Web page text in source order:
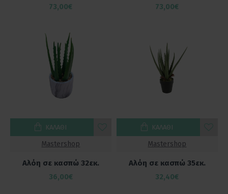
73,00€ 73,00€
Mastershop
Αλόη σε κασπώ 32εκ.
36,00€
ΚΑΛΆΘΙ
Mastershop
Αλόη σε κασπώ 35εκ.
32,40€
ΚΑΛΆΘΙ